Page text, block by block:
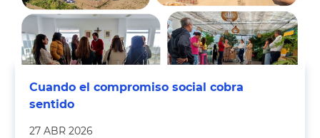
Cuando el compromiso social cobra
sentido
27 ABR 2026